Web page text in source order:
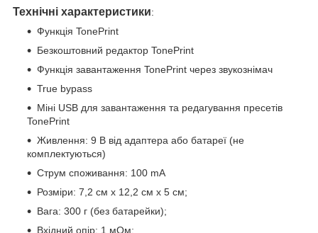
Технічні характеристики:
Функція TonePrint
Безкоштовний редактор TonePrint
Функція завантаження TonePrint через звукознімач
True bypass
Міні USB для завантаження та редагування пресетів
TonePrint
Живлення: 9 В від адаптера або батареї (не
комплектуються)
Струм споживання: 100 mA
Розміри: 7,2 см х 12,2 см х 5 см;
Вага: 300 г (без батарейки);
Вхідний опір: 1 мОм;